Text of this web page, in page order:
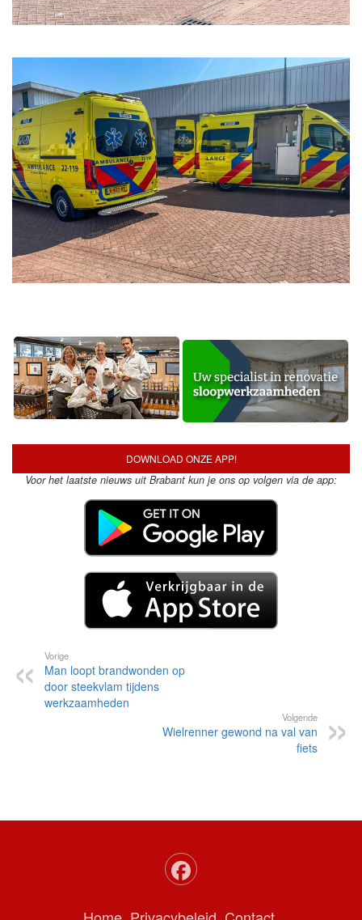
DOWNLOAD ONZE APP!
Voor het laatste nieuws uit Brabant kun je ons op volgen via de app:
Vorige
Man loopt brandwonden op
door steekvlam tijdens
werkzaamheden
Volgende
Wielrenner gewond na val van
fiets